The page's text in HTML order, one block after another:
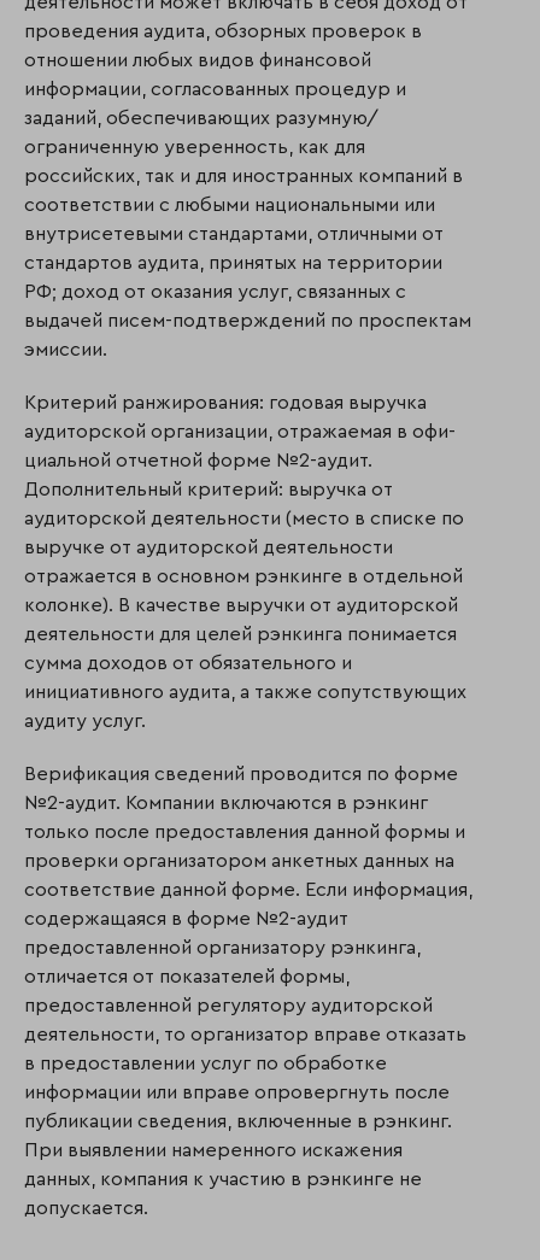
проведения аудита, обзорных проверок в
отношении любых видов финансовой
информации, согласованных процедур и
заданий, обеспечивающих разумную/
ограниченную уверенность, как для
российских, так и для иностранных компаний в
соответствии с любыми национальными или
внутрисетевыми стандартами, отлич­ны­ми от
стандартов аудита, принятых на территории
РФ; доход от оказания услуг, связанных с
выдачей писем-подтверждений по проспектам
эмиссии.
Критерий ранжирования: годовая выручка
аудиторской организации, отражаемая в офи­
ци­альной отчетной форме №2-аудит.
Дополнительный критерий: выручка от
аудиторской деятельности (место в списке по
выручке от аудиторской деятельности
отражается в основном рэнкинге в отдельной
колонке). В качестве выручки от аудиторской
деятельности для целей рэнкинга понимается
сумма доходов от обязательного и
инициативного аудита, а также сопутствующих
аудиту услуг.
Верификация сведений проводится по форме
№2-аудит. Компании включаются в рэнкинг
только после предоставления данной формы и
проверки организатором анкетных данных на
соответствие данной форме. Если информация,
содержащаяся в форме №2-аудит
предоставленной организатору рэнкинга,
отличается от показателей формы,
предоставленной регулятору аудиторской
деятельности, то организатор вправе отказать
в предоставлении услуг по обработке
информации или вправе опровергнуть после
публикации сведения, включенные в рэнкинг.
При выявлении намеренного искажения
данных, компания к участию в рэнкинге не
допускается.